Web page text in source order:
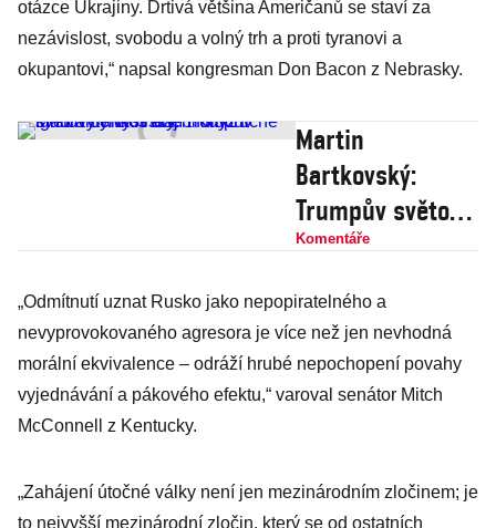
otázce Ukrajiny. Drtivá většina Američanů se staví za
nezávislost, svobodu a volný trh a proti tyranovi a
okupantovi,“ napsal kongresman Don Bacon z Nebrasky.
Martin
Bartkovský:
Trumpův světový
chaos aneb Když
vystřídají ti
hluční
Komentáře
„Odmítnutí uznat Rusko jako nepopiratelného a
nevyprovokovaného agresora je více než jen nevhodná
morální ekvivalence – odráží hrubé nepochopení povahy
vyjednávání a pákového efektu,“ varoval senátor Mitch
McConnell z Kentucky.
„Zahájení útočné války není jen mezinárodním zločinem; je
to nejvyšší mezinárodní zločin, který se od ostatních